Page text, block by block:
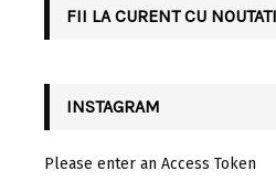
FII LA CURENT CU
INSTAGRAM
Please enter an Access Token